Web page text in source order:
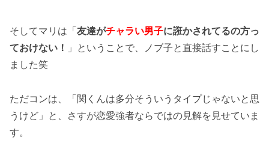
そしてマリは「友達がチャラい男子に誑かされてるの方っ
ておけない！ 」ということで、ノブ子と直接話すことにし
ました笑
ただコンは、「関くんは多分そういうタイプじゃないと思
うけど」と、さすが恋愛強者ならではの見解を見せていま
す。